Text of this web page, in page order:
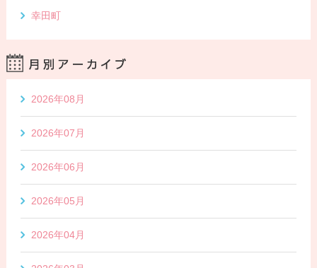
幸田町
2026年08月
2026年07月
2026年06月
2026年05月
2026年04月